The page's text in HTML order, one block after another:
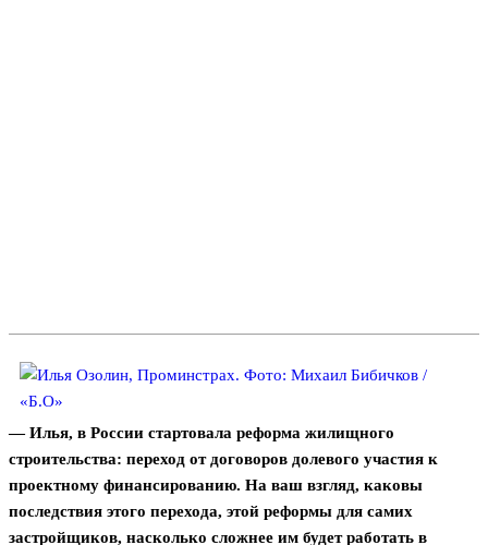
— Илья, в России стартовала реформа жилищного
строительства: переход от договоров долевого участия к
проектному финансированию. На ваш взгляд, каковы
последствия этого перехода, этой реформы для самих
застройщиков, насколько сложнее им будет работать в